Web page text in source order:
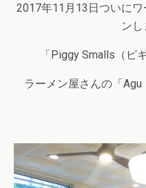
2017年11 月 13 日ついに
ンし
「Piggy Smalls （ピ
ラーメン屋さんの「Agu